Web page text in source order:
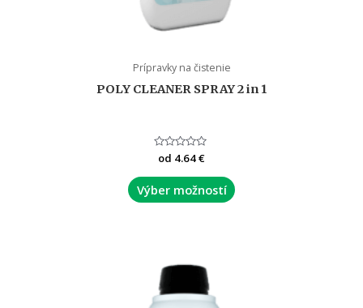
Prípravky na čistenie
POLY CLEANER SPRAY 2 in 1
Hodnotenie
0
z
od 4.64€
Výber možností